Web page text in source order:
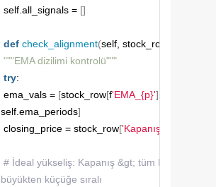
self.all_signals = []
def check_alignment(self, stock_row
"""EMA dizilimi kontrolü"""
try:
ema_vals = [stock_row[f'EMA_{p}']
self.ema_periods]
closing_price = stock_row['Kapanış'
# İdeal yükseliş: Kapanış &gt; tüm EMA'lar ve
büyükten küçüğe sıralı